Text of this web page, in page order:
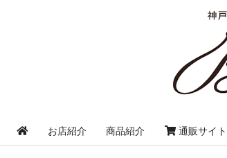
お店紹介 商品紹介 通販サイト